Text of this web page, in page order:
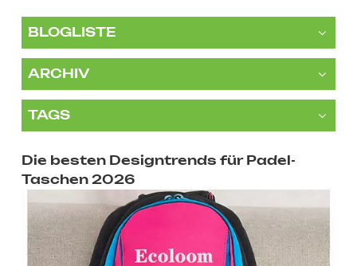
BLOGLISTE
ARCHIV
TAGS
Die besten Designtrends für Padel-
Taschen 2026